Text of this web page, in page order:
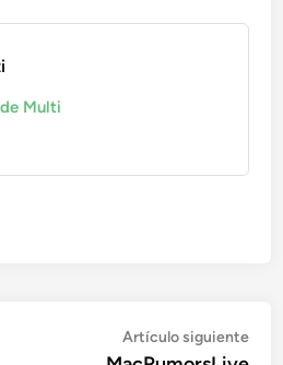
Multi
Artículo siguiente